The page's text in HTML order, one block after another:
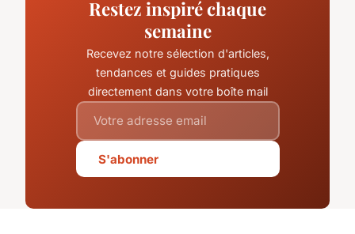
Restez inspiré chaque
semaine
Recevez notre sélection d'articles,
tendances et guides pratiques
directement dans votre boîte mail
S'abonner